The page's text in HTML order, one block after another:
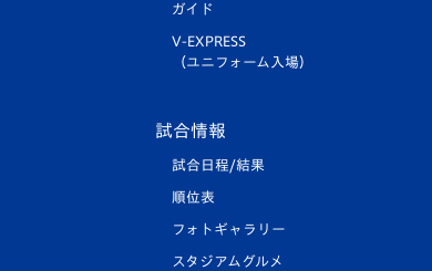
ガイド
V-EXPRESS
（ユニフォーム入場）
試合情報
試合日程/結果
順位表
フォトギャラリー
スタジアムグルメ